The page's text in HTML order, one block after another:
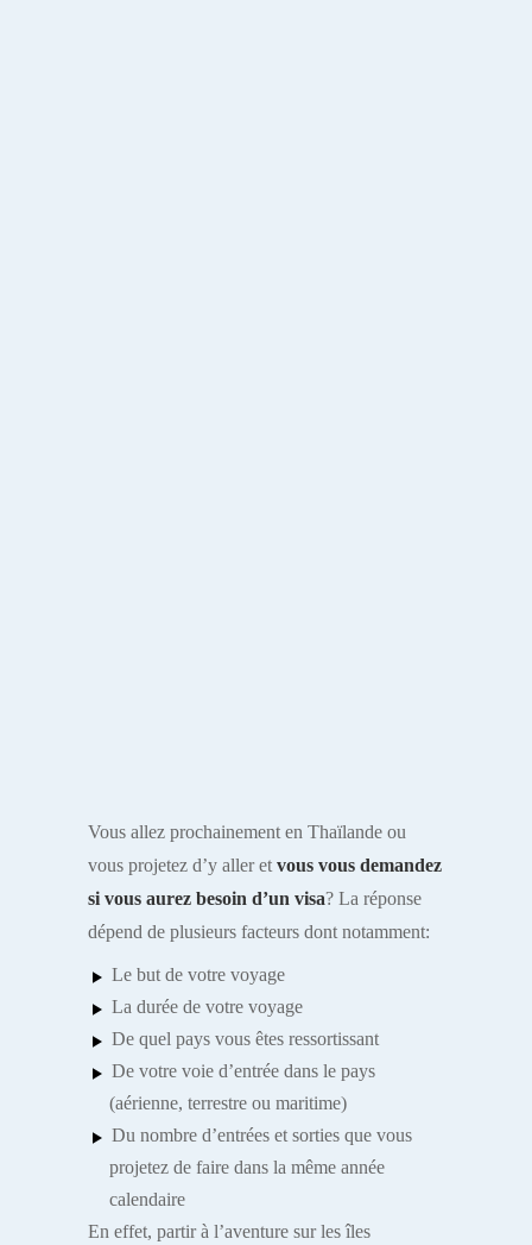
Vous allez prochainement en Thaïlande ou
vous projetez d’y aller et vous vous demandez
si vous aurez besoin d’un visa? La réponse
dépend de plusieurs facteurs dont notamment:
Le but de votre voyage
La durée de votre voyage
De quel pays vous êtes ressortissant
De votre voie d’entrée dans le pays
(aérienne, terrestre ou maritime)
Du nombre d’entrées et sorties que vous
projetez de faire dans la même année
calendaire
En effet, partir à l’aventure sur les îles